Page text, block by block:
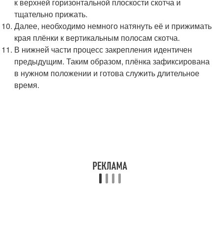
к верхней горизонтальной плоскости скотча и
тщательно прижать.
Далее, необходимо немного натянуть её и прижимать
края плёнки к вертикальным полосам скотча.
В нижней части процесс закрепления идентичен
предыдущим. Таким образом, плёнка зафиксирована
в нужном положении и готова служить длительное
время.